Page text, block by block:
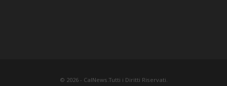
© 2026 - CalNews.Tutti i Diritti Riservati.